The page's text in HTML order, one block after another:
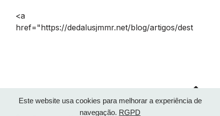
Este website usa cookies para melhorar a experiência de
navegação. RGPD
<a
href="https://dedalusjmmr.net/blog/artigos/dest
to
top